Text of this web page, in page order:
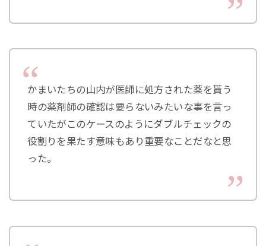
かまいたちの山内が医師に処方された薬を貰う
時の薬剤師の確認は要らないみたいな事を言っ
ていたがこのケースのようにダブルチェックの
役割りを果たす意味もあり重要なことだなと思
った。